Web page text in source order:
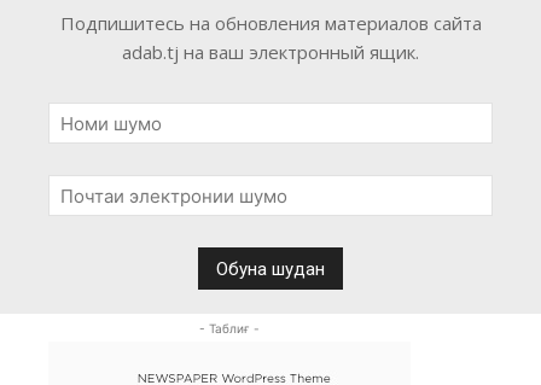
Подпишитесь на обновления материалов сайта
adab.tj на ваш электронный ящик.
- Таблиғ -